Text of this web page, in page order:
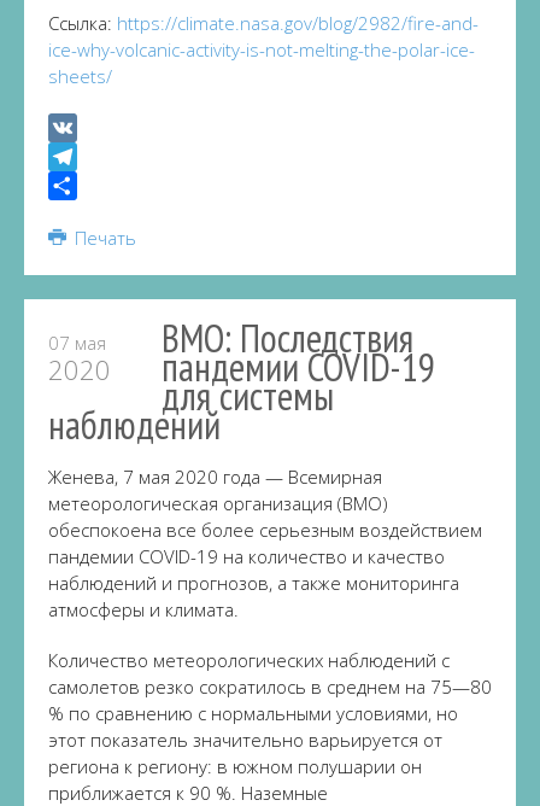
Ссылка: https://climate.nasa.gov/blog/2982/fire-and-
ice-why-volcanic-activity-is-not-melting-the-polar-ice-
sheets/
VK
Telegram
Печать
07 мая
2020
ВМО: Последствия
пандемии COVID-19
для системы
наблюдений
Женева, 7 мая 2020 года — Всемирная
метеорологическая организация (ВМО)
обеспокоена все более серьезным воздействием
пандемии COVID-19 на количество и качество
наблюдений и прогнозов, а также мониторинга
атмосферы и климата.
Количество метеорологических наблюдений с
самолетов резко сократилось в среднем на 75—80
% по сравнению с нормальными условиями, но
этот показатель значительно варьируется от
региона к региону: в южном полушарии он
приближается к 90 %. Наземные